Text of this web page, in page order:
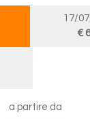
17/
€
a partire da